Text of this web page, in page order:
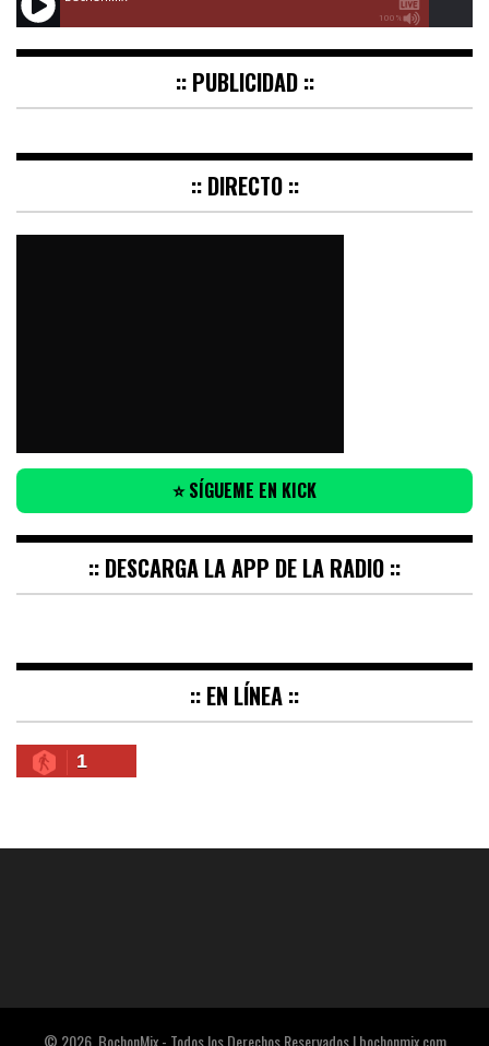
100%
:: PUBLICIDAD ::
:: DIRECTO ::
⭐ SÍGUEME EN KICK
:: DESCARGA LA APP DE LA RADIO ::
:: EN LÍNEA ::
1
© 2026. BochonMix - Todos los Derechos Reservados | bochonmix.com